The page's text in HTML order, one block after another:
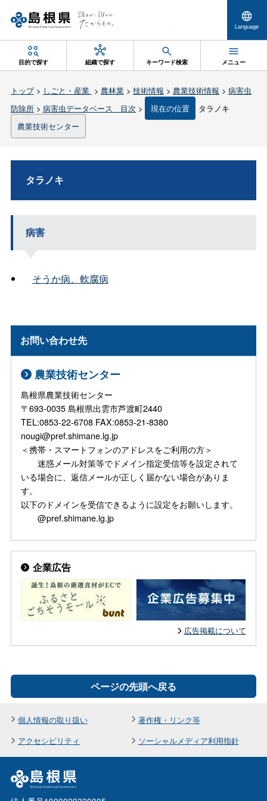
Language
目的で探す 組織で探す キーワード検索 メニュー
トップ> しごと・産業 > 農林業> 技術情報 > 農業技術情報 > 病害虫
防除所> 病害虫データベース 目次 > 現在の位置
タラノキ
農業技術センター
タラノキ
病害
そうか病、軟腐病
お問い合わせ先
農業技術センター
島根県農業技術センター
〒693-0035 島根県出雲市芦渡町2440
TEL:0853-22-6708 FAX:0853-21-8380
nougi@pref.shimane.lg.jp
＜携帯・スマートフォンのアドレスをご利用の方＞
迷惑メール対策等でドメイン指定受信等を設定されて
いる場合に、返信メールが正しく届かない場合がありま
す。
以下のドメインを受信できるように設定をお願いします。
@pref.shimane.lg.jp
企業広告
広告掲載について
ページの先頭へ戻る
個人情報の取り扱い
著作権・リンク等
アクセシビリティ
ソーシャルメディア利用指針